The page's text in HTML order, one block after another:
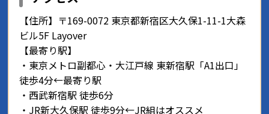
【住所】〒169-0072 東京都新宿区大久保1-11-1大森
ビル5F Layover
【最寄り駅】
・東京メトロ副都心・大江戸線 東新宿駅「A1出口」
徒歩4分←最寄り駅
・西武新宿駅 徒歩6分
・JR新大久保駅 徒歩9分←JR組はオススメ